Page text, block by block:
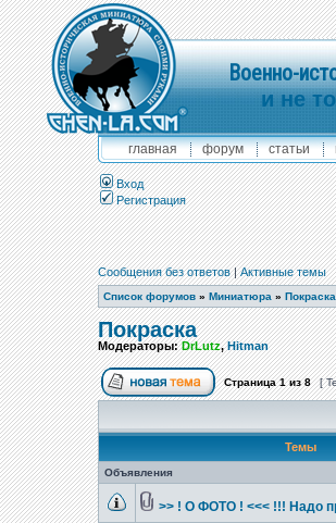
Военно-
и не
главная форум статьи
Вход
Регистрация
Сообщения без ответов|Активные темы
Список форумов » Миниатюра » Покраска
Покраска
Модераторы:DrLutz,Hitman
Страница1из8 [
Темы
Объявления
>> ! О ФОТО ! <<< !!! Надо